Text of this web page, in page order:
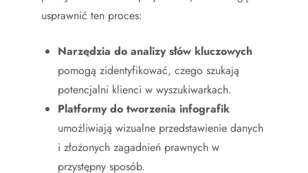
usprawnić ten proces:
Narzędzia do analizy słów kluczowych
pomogą zidentyfikować, czego szukają
potencjalni klienci w wyszukiwarkach.
Platformy do tworzenia infografik
umożliwiają wizualne przedstawienie danych
i złożonych zagadnień prawnych w
przystępny sposób.